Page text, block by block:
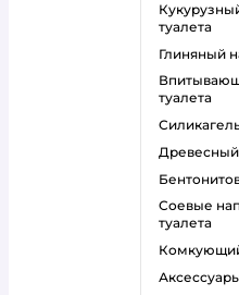
кукурузный наполнитель для кошачьего
туалета
глиняный
впитывающий наполнитель для кошачьего
туалета
соевые наполнители для кошачьего
туалета